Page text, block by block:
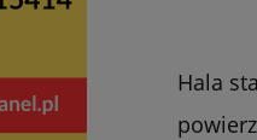
Hala